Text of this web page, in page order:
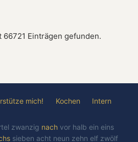
Einträgen gefunden.
mich! Kochen Intern
zwanzig nach vor halb ein eins
sieben acht neun zehn elf zwölf